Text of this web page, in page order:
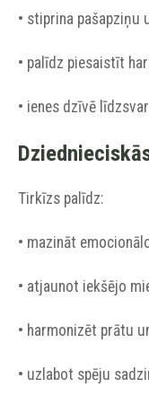
• stiprina pašapziņu
• palīdz piesaistīt
• ienes dzīvē
Tirkīzs palīdz:
• mazināt
• atjaunot iekšējo
• harmonizēt prātu
• uzlabot spēju